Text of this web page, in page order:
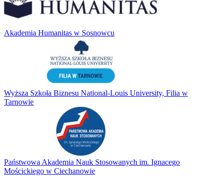
Akademia Humanitas w Sosnowcu
Wyższa Szkoła Biznesu National-Louis University, Filia w
Tarnowie
Państwowa Akademia Nauk Stosowanych im. Ignacego
Mościckiego w Ciechanowie